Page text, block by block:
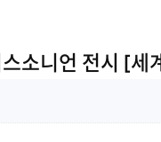
소니언 전시 [세